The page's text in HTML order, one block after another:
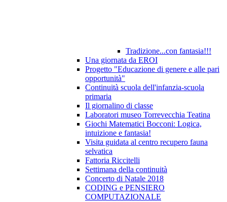
Tradizione...con fantasia!!!
Una giornata da EROI
Progetto "Educazione di genere e alle pari
opportunità"
Continuità scuola dell'infanzia-scuola
primaria
Il giornalino di classe
Laboratori museo Torrevecchia Teatina
Giochi Matematici Bocconi: Logica,
intuizione e fantasia!
Visita guidata al centro recupero fauna
selvatica
Fattoria Riccitelli
Settimana della continuità
Concerto di Natale 2018
CODING e PENSIERO
COMPUTAZIONALE